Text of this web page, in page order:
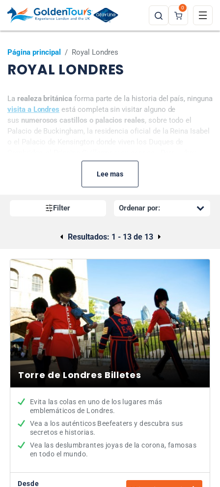
0
Página principal / Royal Londres
ROYAL LONDRES
La realeza británica forma parte de la historia del país, ninguna
visita a Londres está completa sin visitar alguno de
sus numerosos castillos o palacios reales, sobre todo el
Palacio de Buckingham, la residencia oficial de la Reina Isabel
muchos más sitios relacionados con la realeza que visitar en
Lee mas
Filter
Resultados: 1 - 13 de 13
Torre de Londres Billetes
Evita las colas en uno de los lugares más
emblemáticos de Londres.
Vea a los auténticos Beefeaters y descubra sus
secretos e historias.
Vea las deslumbrantes joyas de la corona, famosas
en todo el mundo.
Desde